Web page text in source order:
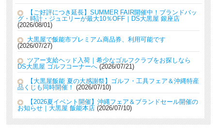
【ご好評につき延長】SUMMER FAIR開催中！ブランドバッ
グ・時計・ジュエリーが最大10％OFF｜DS大黒屋 銀座店
2026/08/01
大黒屋で飯能市プレミアム商品券、利用可能です
2026/07/27
ツアー支給ヘッド入荷｜希少なゴルフクラブをお探しなら
DS大黒屋 ゴルフコーナーへ 2026/07/21
【大黒屋飯能 夏の大感謝祭】ゴルフ・工具フェア＆沖縄特産
品くじも同時開催！
2026/07/10
【2026夏イベント開催】沖縄フェア＆ブランドセール開催の
お知らせ｜大黒屋 飯能本店 2026/07/10